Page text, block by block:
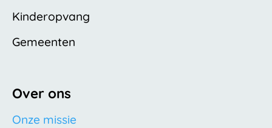
Kinderopvang
Gemeenten
Over ons
Onze missie